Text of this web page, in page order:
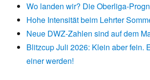
Wo landen wir? Die Oberliga-
Hohe Intensität beim Lehrter
Neue DWZ-Zahlen sind auf dem
Blitzcup Juli 2026: Klein aber fein.
einer werden!